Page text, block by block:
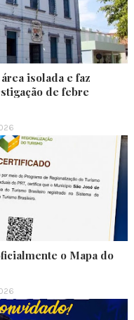
isolada e faz
de febre
o Mapa do